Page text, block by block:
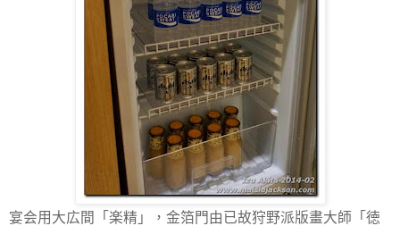
宴会用大広間「楽精」，金箔門由已故狩野派版畫大師「徳